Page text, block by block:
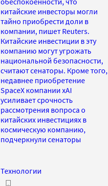
китайские инвесторы могли
тайно приобрести доли в
компании, пишет Reuters.
Китайские инвестиции в эту
компанию могут угрожать
национальной безопасности,
считают сенаторы. Кроме того,
недавнее приобретение
SpaceX компании xAI
усиливает срочность
рассмотрения вопроса о
китайских инвестициях в
космическую компанию,
подчеркнули сенаторы
Технологии